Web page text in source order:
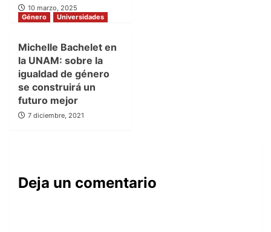
10 marzo, 2025
Género Universidades
Michelle Bachelet en
la UNAM: sobre la
igualdad de género
se construirá un
futuro mejor
7 diciembre, 2021
Deja un comentario